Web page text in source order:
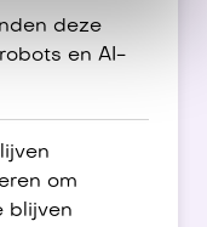
deze
en AI-
om
blijven